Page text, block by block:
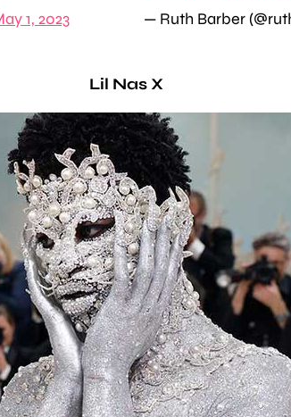
1, 2023
— Ruth Barber
Lil Nas X